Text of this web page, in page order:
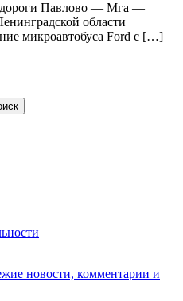
Павлово — Мга —
области
микроавтобуса Ford с […]
новости, комментарии и